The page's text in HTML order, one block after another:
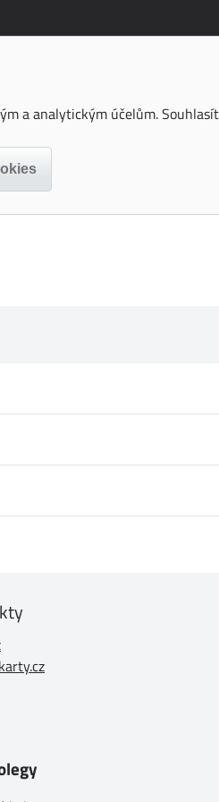
a analytickým účelům.